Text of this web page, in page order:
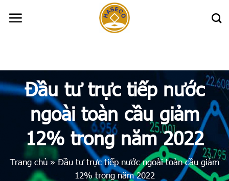
Đầu tư trực tiếp nước
ngoài toàn cầu giảm
12% trong năm 2022
Trang chủ»Đầu tư trực tiếp nước ngoài toàn cầu giảm
12% trong năm 2022